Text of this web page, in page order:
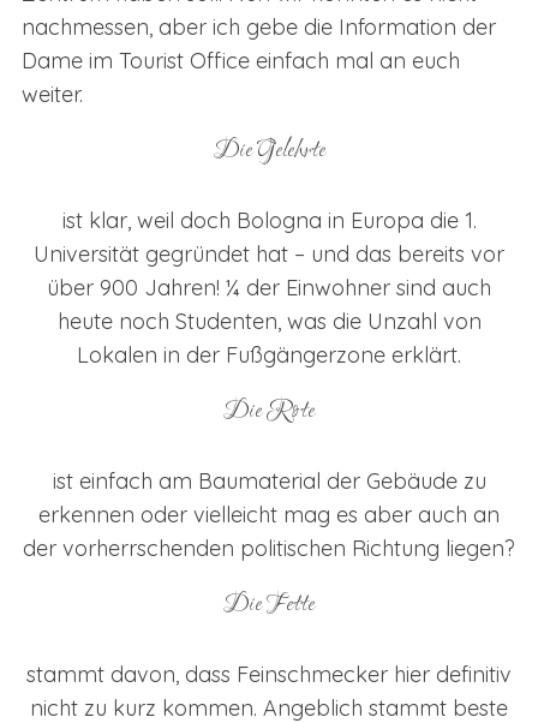
nachmessen, aber ich gebe die Information der
Dame im Tourist Office einfach mal an euch
weiter.
Die Gelehrte
ist klar, weil doch Bologna in Europa die 1.
Universität gegründet hat – und das bereits vor
über 900 Jahren! ¼ der Einwohner sind auch
heute noch Studenten, was die Unzahl von
Lokalen in der Fußgängerzone erklärt.
Die Rote
ist einfach am Baumaterial der Gebäude zu
erkennen oder vielleicht mag es aber auch an
der vorherrschenden politischen Richtung liegen?
Die Fette
stammt davon, dass Feinschmecker hier definitiv
nicht zu kurz kommen. Angeblich stammt beste